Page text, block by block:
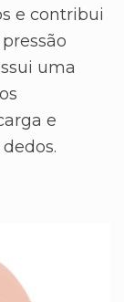
e contribui
uma
e